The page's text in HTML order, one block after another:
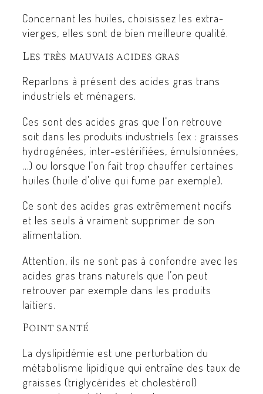
Concernant les huiles, choisissez les extra-
vierges, elles sont de bien meilleure qualité.
Les très mauvais acides gras
Reparlons à présent des acides gras trans
industriels et ménagers.
Ces sont des acides gras que l’on retrouve
soit dans les produits industriels (ex : graisses
hydrogénées, inter-estérifiées, émulsionnées,
…) ou lorsque l’on fait trop chauffer certaines
huiles (huile d’olive qui fume par exemple).
Ce sont des acides gras extrêmement nocifs
et les seuls à vraiment supprimer de son
alimentation.
Attention, ils ne sont pas à confondre avec les
acides gras trans naturels que l’on peut
retrouver par exemple dans les produits
laitiers.
Point santé
La dyslipidémie est une perturbation du
métabolisme lipidique qui entraîne des taux de
graisses (triglycérides et cholestérol)